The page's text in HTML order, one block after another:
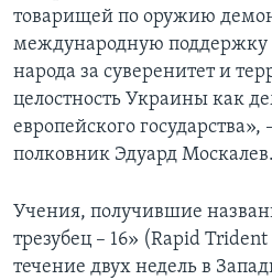
товарищей по оружию
международную поддержку
народа за суверенитет и
целостность Украины как
европейского
полковник Эдуард Москалев.
Учения, получившие
трезубец – 16» (Rapid Trident
течение двух недель в